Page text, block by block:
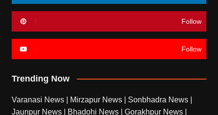
Follow
Follow
Trending Now
Varanasi News Mirzapur News Sonbhadra News
Jaunpur News
Bhadohi News Gorakhpur News